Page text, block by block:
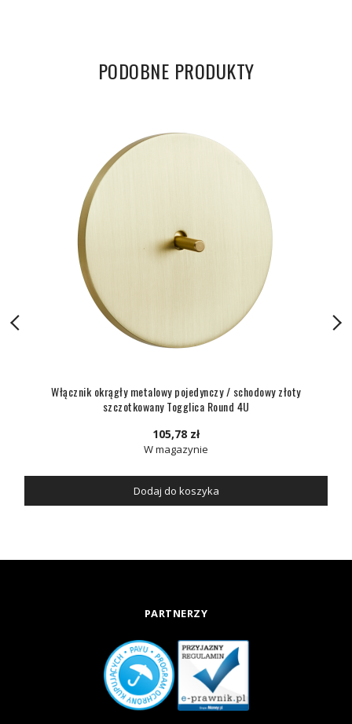
PODOBNE PRODUKTY
Włącznik okrągły metalowy pojedynczy / schodowy złoty
szczotkowany Togglica Round 4U
105,78 zł
W magazynie
Dodaj do koszyka
PARTNERZY